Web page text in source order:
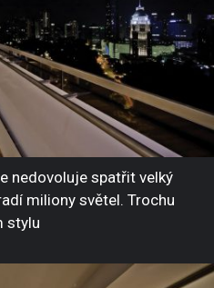
nedovoluje spatřit velký
miliony světel. Trochu
stylu